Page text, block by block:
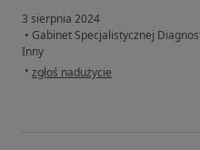
3 sierpnia 2024
• Gabinet Specjalistycznej
Inny
• w opinii użytkownika Justyna W
zgłoś nadużycie